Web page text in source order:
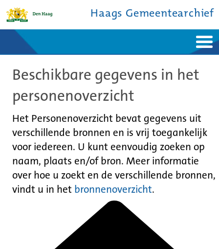
Haags Gemeentearchief
Ontdek de stad
De studiezaal
Bronnen en collecties
Contact
Beschikbare gegevens in het
personenoverzicht
Het Personenoverzicht bevat gegevens uit
verschillende bronnen en is vrij toegankelijk
voor iedereen. U kunt eenvoudig zoeken op
naam, plaats en/of bron. Meer informatie
over hoe u zoekt en de verschillende bronnen,
vindt u in het bronnenoverzicht.